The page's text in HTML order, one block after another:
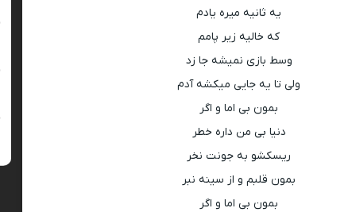
یه ثانیه میره یادم
که خالیه زیر پامم
وسط بازی نمیشه جا زد
ولی تا یه جایی میکشه آدم
بمون بی اما و اگر
دنیا بی من داره خطر
ریسکشو به جونت نخر
بمون قلبم و از سینه نبر
بمون بی اما و اگر